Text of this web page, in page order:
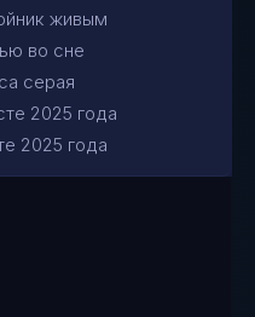
живым
во сне
серая
2025 года
2025 года